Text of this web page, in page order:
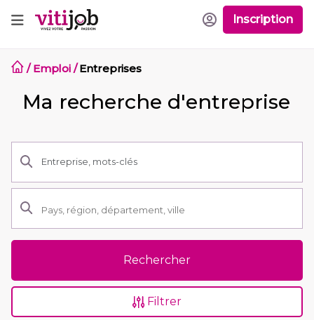
Inscription
/Emploi/Entreprises
Ma recherche d'entreprise
Rechercher
Filtrer